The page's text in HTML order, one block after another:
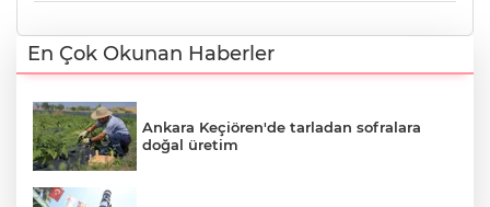
En Çok Okunan Haberler
Ankara Keçiören'de tarladan sofralara
doğal üretim